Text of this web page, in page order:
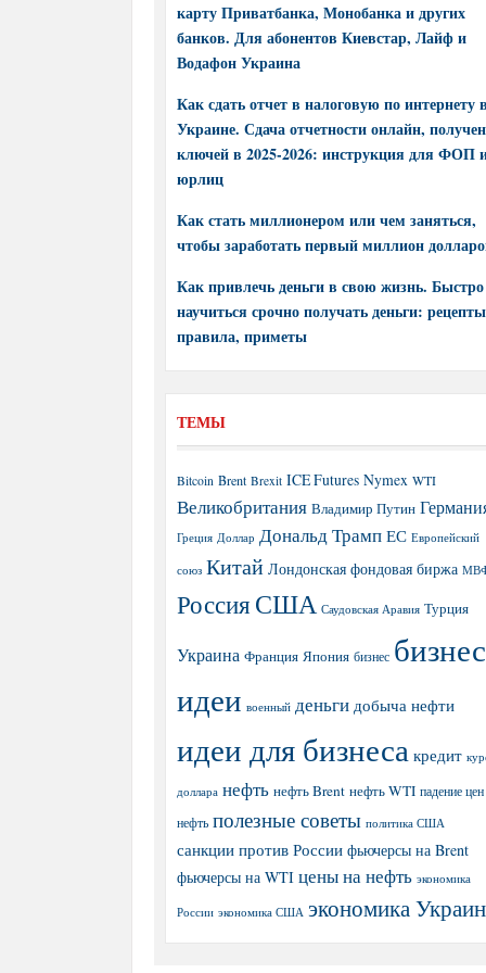
карту Приватбанка, Монобанка и других
банков. Для абонентов Киевстар, Лайф и
Водафон Украина
Как сдать отчет в налоговую по интернету в
Украине. Сдача отчетности онлайн,
ключей в 2025-2026: инструкция для ФОП
юрлиц
Как стать миллионером или чем заняться,
чтобы заработать первый миллион
Как привлечь деньги в свою жизнь. Быстро
научиться срочно получать деньги:
правила, приметы
ТЕМЫ
Bitcoin Brent Brexit ICE Futures Nymex WTI
Великобритания Владимир Путин
Греция Доллар Дональд Трамп ЕС Европейский
союз Китай Лондонская фондовая биржа
РоссияСША Саудовская Аравия Турция
Украина Франция Япония бизнес бизнес
идеи военный деньги добыча нефти
идеи для бизнеса кредит
доллара нефть нефть Brent нефть WTI падение
нефть полезные советы политика США
санкции против России фьючерсы на Brent
фьючерсы на WTI цены на нефть экономика
России экономика США экономика